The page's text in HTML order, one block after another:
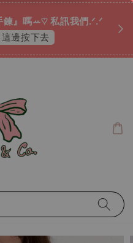
鍊』嗎ꕀ♡ 私訊我們.ᐟ.ᐟ
邊按下去